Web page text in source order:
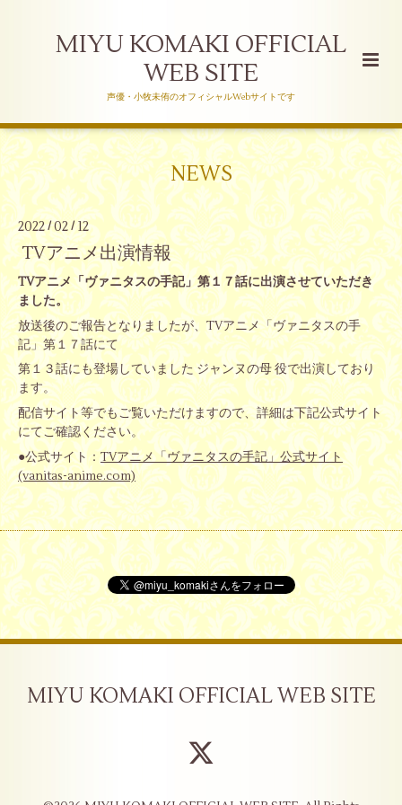
MIYU KOMAKI OFFICIAL
WEB SITE
声優・小牧未侑のオフィシャルWebサイトです
NEWS
2022/02 /12
TVアニメ出演情報
TVアニメ「ヴァニタスの手記」第１７話に出演させていただき
ました。
放送後のご報告となりましたが、TVアニメ「ヴァニタスの手
記」第１７話にて
第１３話にも登場していました ジャンヌの母 役で出演しており
ます。
配信サイト等でもご覧いただけますので、詳細は下記公式サイト
にてご確認ください。
●公式サイト：TVアニメ「ヴァニタスの手記」公式サイト
(vanitas-anime.com)
MIYU KOMAKI OFFICIAL WEB SITE